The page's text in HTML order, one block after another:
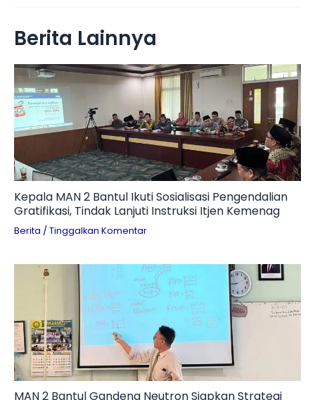
Berita Lainnya
Kepala MAN 2 Bantul Ikuti Sosialisasi Pengendalian
Gratifikasi, Tindak Lanjuti Instruksi Itjen Kemenag
Berita / Tinggalkan Komentar
MAN 2 Bantul Gandeng Neutron Siapkan Strategi